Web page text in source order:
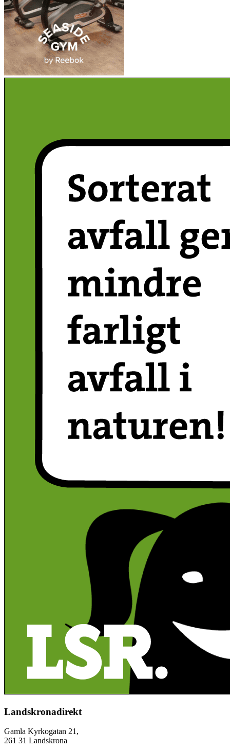
Landskronadirekt
Gamla Kyrkogatan 21,
261 31 Landskrona